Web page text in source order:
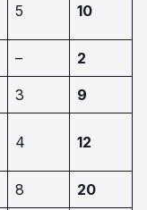
5 10
– 2
3 9
4 12
8 20